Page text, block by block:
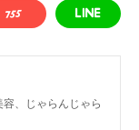
、じゃらんじゃら